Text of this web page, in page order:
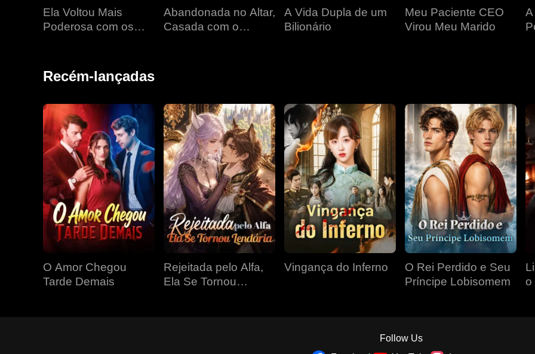
Ela Voltou Mais
Poderosa com os
Abandonada no Altar,
Casada com o
A Vida Dupla de um
Bilionário
Meu Paciente CEO
Virou Meu Marido
Recém-lançadas
O Amor Chegou
Tarde Demais
Rejeitada pelo Alfa,
Ela Se Tornou
Vingança do Inferno
O Rei Perdido e Seu
Príncipe Lobisomem
o
Follow Us